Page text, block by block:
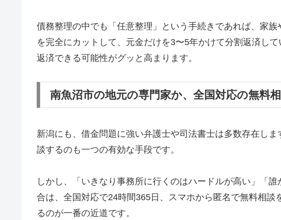
債務整理の中でも「任意整理」という手続きであれば、家
を完全にカットして、元金だけを3〜5年かけて分割返済し
返済できる可能性がグッと高まります。
南魚沼市の地元の専門家か、全国対応の無料
新潟にも、借金問題に強い弁護士や司法書士は多数存在し
談するのも一つの有効な手段です。
しかし、「いきなり事務所に行くのはハードルが高い」「
合は、全国対応で24時間365日、スマホから匿名で無料相談
るのが一番の近道です。